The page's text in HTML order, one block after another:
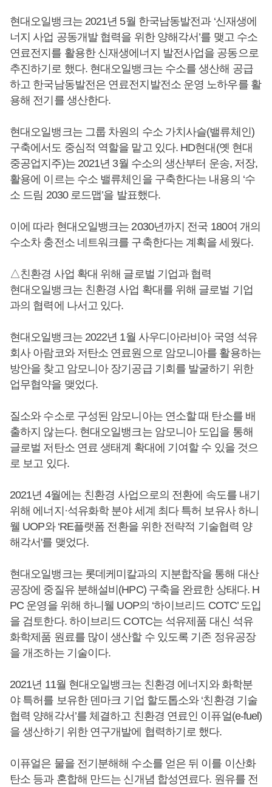
현대오일뱅크는 2021년 5월 한국남동발전과 ‘신재생에
너지 사업 공동개발 협력을 위한 양해각서’를 맺고 수소
연료전지를 활용한 신재생에너지 발전사업을 공동으로
추진하기로 했다. 현대오일뱅크는 수소를 생산해 공급
하고 한국남동발전은 연료전지발전소 운영 노하우를 활
용해 전기를 생산한다.
현대오일뱅크는 그룹 차원의 수소 가치사슬(밸류체인)
구축에서도 중심적 역할을 맡고 있다. HD현대(옛 현대
중공업지주)는 2021년 3월 수소의 생산부터 운송, 저장,
활용에 이르는 수소 밸류체인을 구축한다는 내용의 ‘수
소 드림 2030 로드맵’을 발표했다.
이에 따라 현대오일뱅크는 2030년까지 전국 180여 개의
수소차 충전소 네트워크를 구축한다는 계획을 세웠다.
△친환경 사업 확대 위해 글로벌 기업과 협력
현대오일뱅크는 친환경 사업 확대를 위해 글로벌 기업
과의 협력에 나서고 있다.
현대오일뱅크는 2022년 1월 사우디아라비아 국영 석유
회사 아람코와 저탄소 연료원으로 암모니아를 활용하는
방안을 찾고 암모니아 장기공급 기회를 발굴하기 위한
업무협약을 맺었다.
질소와 수소로 구성된 암모니아는 연소할 때 탄소를 배
출하지 않는다. 현대오일뱅크는 암모니아 도입을 통해
글로벌 저탄소 연료 생태계 확대에 기여할 수 있을 것으
로 보고 있다.
2021년 4월에는 친환경 사업으로의 전환에 속도를 내기
위해 에너지·석유화학 분야 세계 최다 특허 보유사 하니
웰 UOP와 ‘RE플랫폼 전환을 위한 전략적 기술협력 양
해각서'를 맺었다.
현대오일뱅크는 롯데케미칼과의 지분합작을 통해 대산
공장에 중질유 분해설비(HPC) 구축을 완료한 상태다. H
PC 운영을 위해 하니웰 UOP의 ‘하이브리드 COTC’ 도입
을 검토한다. 하이브리드 COTC는 석유제품 대신 석유
화학제품 원료를 많이 생산할 수 있도록 기존 정유공장
을 개조하는 기술이다.
2021년 11월 현대오일뱅크는 친환경 에너지와 화학분
야 특허를 보유한 덴마크 기업 할도톱소와 ‘친환경 기술
협력 양해각서’를 체결하고 친환경 연료인 이퓨얼(e-fuel)
을 생산하기 위한 연구개발에 협력하기로 했다.
이퓨얼은 물을 전기분해해 수소를 얻은 뒤 이를 이산화
탄소 등과 혼합해 만드는 신개념 합성연료다. 원유를 전